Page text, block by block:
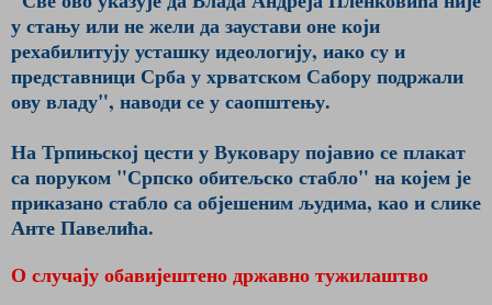
у стању или не жели да заустави оне који
рехабилитују усташку идеологију, иако су и
представници Срба у хрватском Сабору подржали
ову владу", наводи се у саопштењу.
На Трпињској цести у Вуковару појавио се плакат
са поруком "Српско обитељско стабло" на којем је
приказано стабло са објешеним људима, као и слике
Анте Павелића.
О случају обавијештено државно тужилаштво